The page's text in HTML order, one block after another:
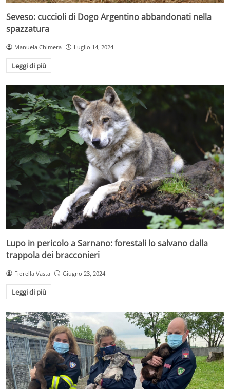
Seveso: cuccioli di Dogo Argentino abbandonati nella
spazzatura
Manuela Chimera Luglio 14, 2024
Leggi di più
Lupo in pericolo a Sarnano: forestali lo salvano dalla
trappola dei bracconieri
Fiorella Vasta Giugno 23, 2024
Leggi di più